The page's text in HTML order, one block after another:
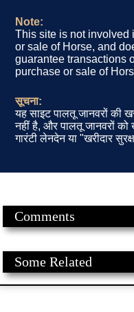
Note:
This site is not involved
or sale of Horse, and
guarantee transactions
purchase or sale of
सूचना:
यह साइट पालतू जानवरों की
नहीं है, और पालतू जानवरों को
गारंटी लेनदेन या "खरीदार
Comments
Some Related